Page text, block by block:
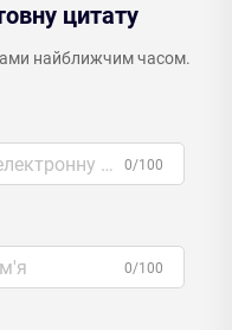
цитату
найближчим часом.
0/100
0/100